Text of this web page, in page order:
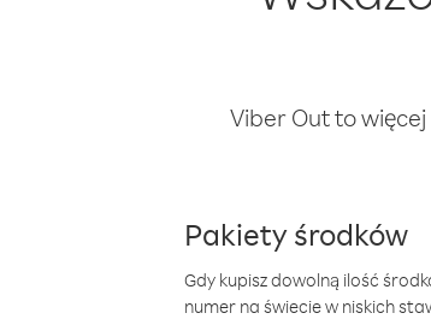
Viber Out to
Pakiety środków
Gdy kupisz dowolną ilość
numer na świecie w niskich